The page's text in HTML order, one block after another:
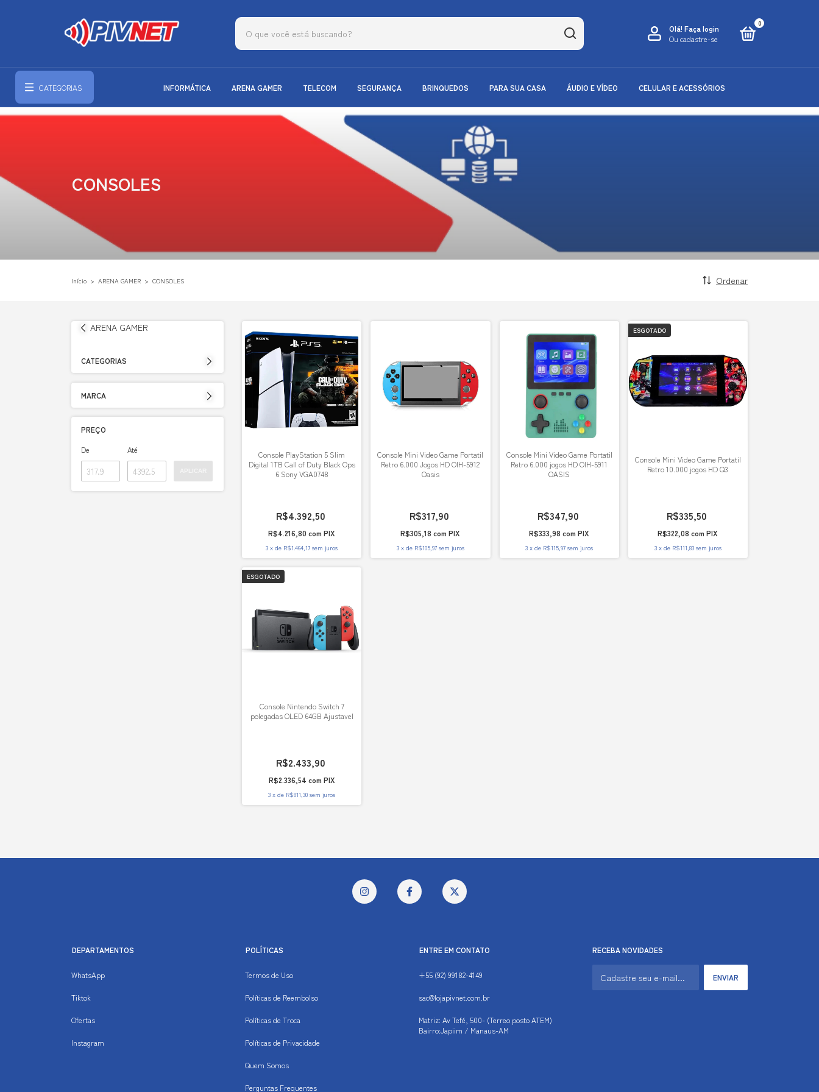
Olá! Faça login
Ou cadastre-se
0
CATEGORIAS INFORMÁTICA ARENA GAMER TELECOM SEGURANÇA BRINQUEDOS PARA SUA CASA ÁUDIO E VÍDEO CELULAR E ACESSÓRIOS
CONSOLES
Início > ARENA GAMER > CONSOLES Ordenar
ARENA GAMER
CATEGORIAS
MARCA
PREÇO
De
Até
Console PlayStation 5 Slim
Digital 1TB Call of Duty Black Ops
6 Sony VGA0748
R$4.392,50
R$4.216,80com PIX
3 xde R$1.464,17 sem juros
Console Mini Video Game Portatil
Retro 6.000 Jogos HD OIH-5912
Oasis
R$317,90
R$305,18com PIX
3 x de R$105,97 sem juros
Console Mini Video Game Portatil
Retro 6.000 jogos HD OIH-5911
OASIS
R$347,90
R$333,98com PIX
3 xde R$115,97 sem juros
ESGOTADO
Console Mini Video Game Portatil
Retro 10.000 jogos HD Q3
R$335,50
R$322,08com PIX
3 x de R$111,83 sem juros
ESGOTADO
Console Nintendo Switch 7
polegadas OLED 64GB Ajustavel
R$2.433,90
R$2.336,54 com PIX
3 xde R$811,30 sem juros
DEPARTAMENTOS
WhatsApp
Tiktok
Ofertas
Instagram
POLÍTICAS
Termos de Uso
Políticas de Reembolso
Políticas de Troca
Políticas de Privacidade
Quem Somos
Perguntas Frequentes
ENTRE EM CONTATO
+55 (92) 99182-4149
sac@lojapivnet.com.br
Matriz: Av Tefé, 500- (Terreo posto ATEM)
Bairro:Japiim / Manaus-AM
RECEBA NOVIDADES